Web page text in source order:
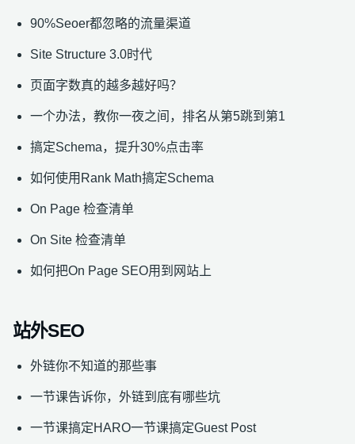
90%Seoer都忽略的流量渠道
Site Structure 3.0时代
页面字数真的越多越好吗？
一个办法，教你一夜之间，排名从第5跳到第1
搞定Schema，提升30%点击率
如何使用Rank Math搞定Schema
On Page 检查清单
On Site 检查清单
如何把On Page SEO用到网站上
站外SEO
外链你不知道的那些事
一节课告诉你，外链到底有哪些坑
一节课搞定HARO一节课搞定Guest Post